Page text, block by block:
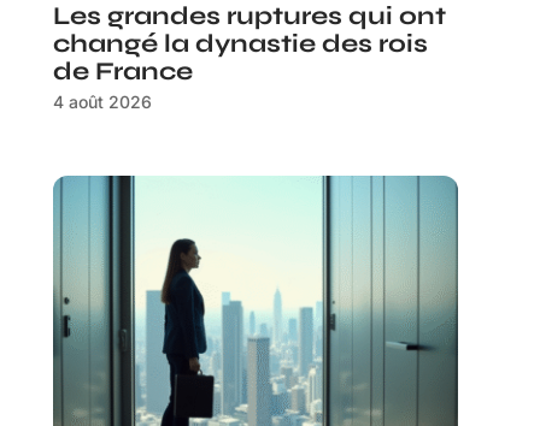
Les grandes ruptures qui ont
changé la dynastie des rois
de France
4 août 2026